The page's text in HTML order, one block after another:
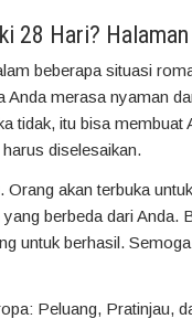
28 Hari?
beberapa situasi
Anda merasa nyaman
tidak, itu bisa membuat
diselesaikan.
Orang akan terbuka
berbeda dari Anda.
untuk berhasil.
Peluang, Pratinjau,